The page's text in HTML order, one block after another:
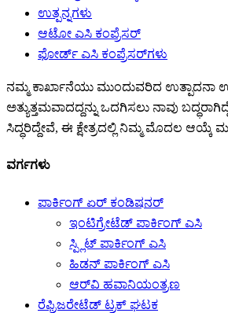
ಉತ್ಪನ್ನಗಳು
ಆಟೋ ಎಸಿ ಕಂಪ್ರೆಸರ್
ಫೋರ್ಡ್ ಎಸಿ ಕಂಪ್ರೆಸರ್‌ಗಳು
ನಮ್ಮ ಕಾರ್ಖಾನೆಯು ಮುಂದುವರಿದ ಉತ್ಪಾದನಾ
ಅತ್ಯುತ್ತಮವಾದದ್ದನ್ನು ಒದಗಿಸಲು ನಾವು
ಸಿದ್ಧರಿದ್ದೇವೆ, ಈ ಕ್ಷೇತ್ರದಲ್ಲಿ ನಿಮ್ಮ ಮೊದಲ ಆಯ್ಕೆ
ವರ್ಗಗಳು
ಪಾರ್ಕಿಂಗ್ ಏರ್ ಕಂಡಿಷನರ್
ಇಂಟಿಗ್ರೇಟೆಡ್ ಪಾರ್ಕಿಂಗ್ ಎಸಿ
ಸ್ಪ್ಲಿಟ್ ಪಾರ್ಕಿಂಗ್ ಎಸಿ
ಹಿಡನ್ ಪಾರ್ಕಿಂಗ್ ಎಸಿ
ಆರ್‌ವಿ ಹವಾನಿಯಂತ್ರಣ
ರೆಫ್ರಿಜರೇಟೆಡ್ ಟ್ರಕ್ ಘಟಕ